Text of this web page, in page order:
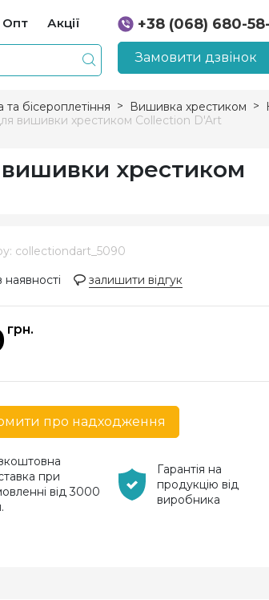
Опт Акції
+38 (068) 680-
+38 (066) 207-14-
Замовити дзвінок
бісероплетіння Вишивка хрестиком
вишивки хрестиком Collection D'Art
хрестиком
collectiondart_5090
залишити відгук
грн.
про надходження
при
від 3000
Гарантія на
продукцію від
виробника